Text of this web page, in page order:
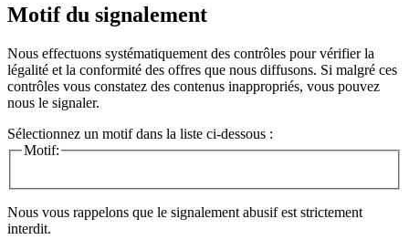
Motif du signalement
Nous effectuons systématiquement des contrôles pour vérifier la
légalité et la conformité des offres que nous diffusons. Si malgré ces
contrôles vous constatez des contenus inappropriés, vous pouvez
nous le signaler.
Sélectionnez un motif dans la liste ci-dessous :
Motif:
Nous vous rappelons que le signalement abusif est strictement
interdit.